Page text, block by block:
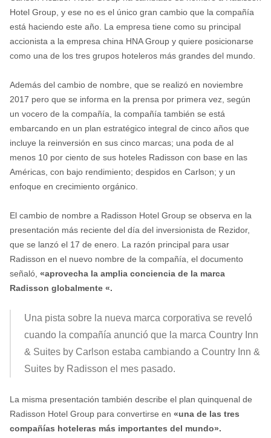
Hotel Group, y ese no es el único gran cambio que la compañía
está haciendo este año. La empresa tiene como su principal
accionista a la empresa china HNA Group y quiere posicionarse
como una de los tres grupos hoteleros más grandes del mundo.
Además del cambio de nombre, que se realizó en noviembre
2017 pero que se informa en la prensa por primera vez, según
un vocero de la compañía, la compañía también se está
embarcando en un plan estratégico integral de cinco años que
incluye la reinversión en sus cinco marcas; una poda de al
menos 10 por ciento de sus hoteles Radisson con base en las
Américas, con bajo rendimiento; despidos en Carlson; y un
enfoque en crecimiento orgánico.
El cambio de nombre a Radisson Hotel Group se observa en la
presentación más reciente del día del inversionista de Rezidor,
que se lanzó el 17 de enero. La razón principal para usar
Radisson en el nuevo nombre de la compañía, el documento
señaló, «aprovecha la amplia conciencia de la marca
Radisson globalmente «.
Una pista sobre la nueva marca corporativa se reveló
cuando la compañía anunció que la marca Country Inn
& Suites by Carlson estaba cambiando a Country Inn &
Suites by Radisson el mes pasado.
La misma presentación también describe el plan quinquenal de
Radisson Hotel Group para convertirse en «una de las tres
compañías hoteleras más importantes del mundo».